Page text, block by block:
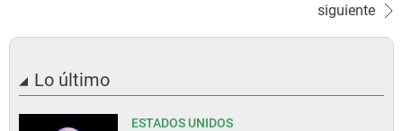
siguiente
Lo último
ESTADOS UNIDOS